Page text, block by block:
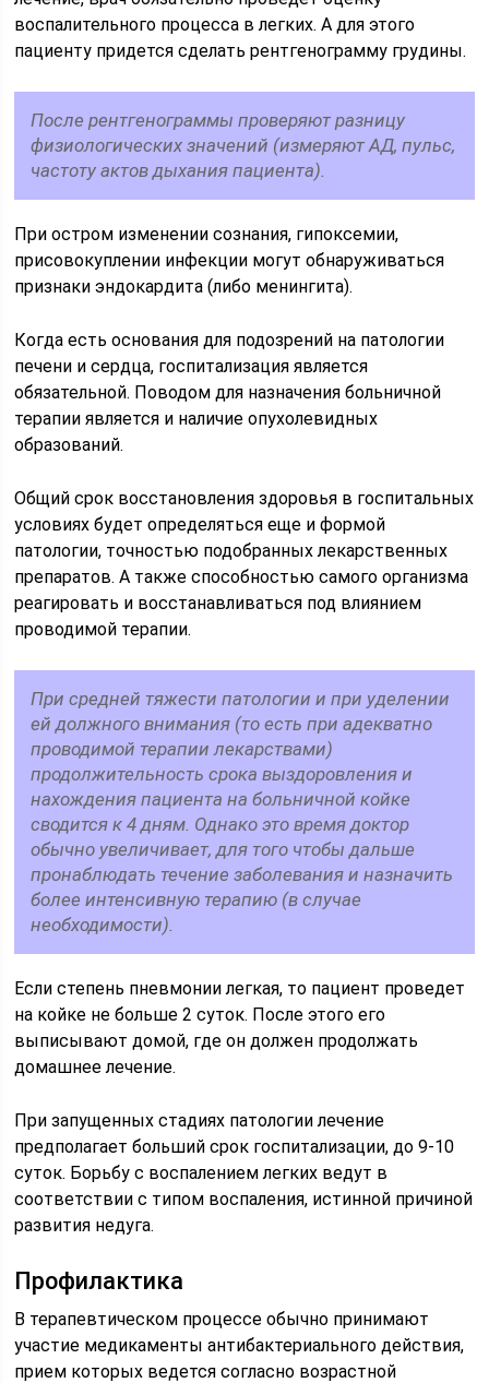
воспалительного процесса в легких. А для этого
пациенту придется сделать рентгенограмму грудины.
После рентгенограммы проверяют разницу
физиологических значений (измеряют АД, пульс,
частоту актов дыхания пациента).
При остром изменении сознания, гипоксемии,
присовокуплении инфекции могут обнаруживаться
признаки эндокардита (либо менингита).
Когда есть основания для подозрений на патологии
печени и сердца, госпитализация является
обязательной. Поводом для назначения больничной
терапии является и наличие опухолевидных
образований.
Общий срок восстановления здоровья в госпитальных
условиях будет определяться еще и формой
патологии, точностью подобранных лекарственных
препаратов. А также способностью самого организма
реагировать и восстанавливаться под влиянием
проводимой терапии.
При средней тяжести патологии и при уделении
ей должного внимания (то есть при адекватно
проводимой терапии лекарствами)
продолжительность срока выздоровления и
нахождения пациента на больничной койке
сводится к 4 дням. Однако это время доктор
обычно увеличивает, для того чтобы дальше
пронаблюдать течение заболевания и назначить
более интенсивную терапию (в случае
необходимости).
Если степень пневмонии легкая, то пациент проведет
на койке не больше 2 суток. После этого его
выписывают домой, где он должен продолжать
домашнее лечение.
При запущенных стадиях патологии лечение
предполагает больший срок госпитализации, до 9-10
суток. Борьбу с воспалением легких ведут в
соответствии с типом воспаления, истинной причиной
развития недуга.
Профилактика
В терапевтическом процессе обычно принимают
участие медикаменты антибактериального действия,
прием которых ведется согласно возрастной